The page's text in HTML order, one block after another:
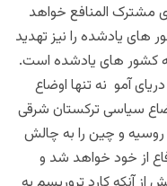
مشترک المنافع خواهد
های یادشده را نیز تهدید
کشور های یادشده است.
آمو نه تنها اوضاع
سیاسی ترکستان شرقی
روسیه و چین را به چالش
از خود خواهد شد و